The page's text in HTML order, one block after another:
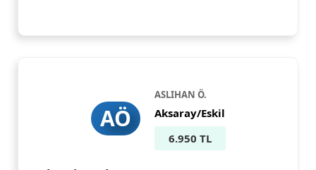
AÖ
ASLIHAN Ö.
Aksaray/Eskil
6.950 TL